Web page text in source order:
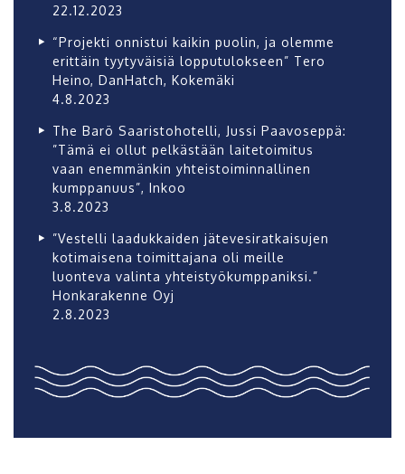
22.12.2023
“Projekti onnistui kaikin puolin, ja olemme
erittäin tyytyväisiä lopputulokseen” Tero
Heino, DanHatch, Kokemäki
4.8.2023
The Barö Saaristohotelli, Jussi Paavoseppä:
”Tämä ei ollut pelkästään laitetoimitus
vaan enemmänkin yhteistoiminnallinen
kumppanuus”, Inkoo
3.8.2023
”Vestelli laadukkaiden jätevesiratkaisujen
kotimaisena toimittajana oli meille
luonteva valinta yhteistyökumppaniksi.”
Honkarakenne Oyj
2.8.2023